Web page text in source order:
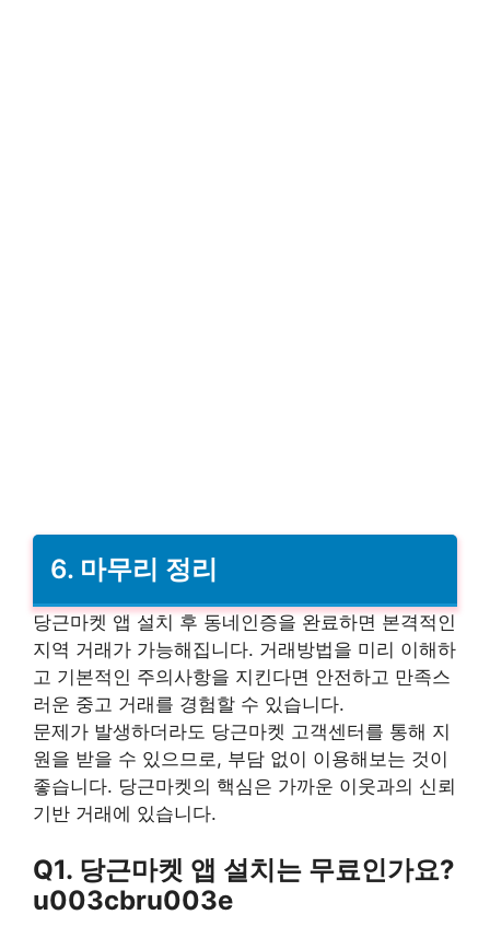
6. 마무리 정리
당근마켓 앱 설치 후 동네인증을 완료하면 본격적인
지역 거래가 가능해집니다. 거래방법을 미리 이해하
고 기본적인 주의사항을 지킨다면 안전하고 만족스
러운 중고 거래를 경험할 수 있습니다.
문제가 발생하더라도 당근마켓 고객센터를 통해 지
원을 받을 수 있으므로, 부담 없이 이용해보는 것이
좋습니다. 당근마켓의 핵심은 가까운 이웃과의 신뢰
기반 거래에 있습니다.
Q1. 당근마켓 앱 설치는 무료인가요?
u003cbru003e